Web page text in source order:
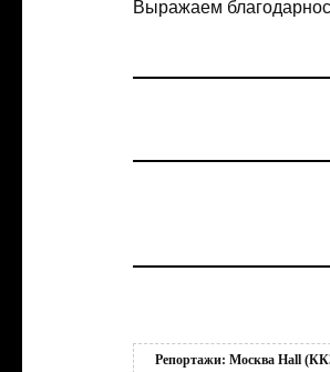
Выражаем
Репортажи: Москва Hall